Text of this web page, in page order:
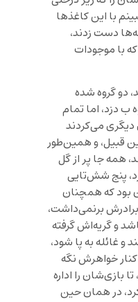
با این کاغذها
دست زدند،
با موجودات
دو گروه شده
ب دزد، اما تمام
می‌کردند
قبیل، و همین‌طور
همه جا پر از گل
پنج شش‌تایی
که همچنان
برنمی‌داشت،
و گریه‌اش گرفته
و غائله به پا شود،
خواهرش نگه
بازی‌‌شان را اداره
در همان حین